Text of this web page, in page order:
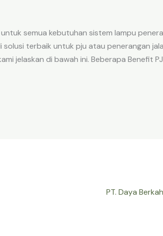
semua kebutuhan sistem lampu
terbaik untuk pju atau penerangan
jelaskan di bawah ini. Beberapa Benefit
PT. Daya